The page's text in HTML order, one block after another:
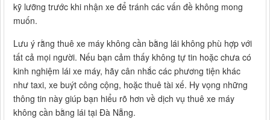
kỹ lưỡng trước khi nhận xe để tránh các vấn đề không mong
muốn.
Lưu ý rằng thuê xe máy không cần bằng lái không phù hợp với
tất cả mọi người. Nếu bạn cảm thấy không tự tin hoặc chưa có
kinh nghiệm lái xe máy, hãy cân nhắc các phương tiện khác
như taxi, xe buýt công cộng, hoặc thuê tài xế. Hy vọng những
thông tin này giúp bạn hiểu rõ hơn về dịch vụ thuê xe máy
không cần bằng lái tại Đà Nẵng.